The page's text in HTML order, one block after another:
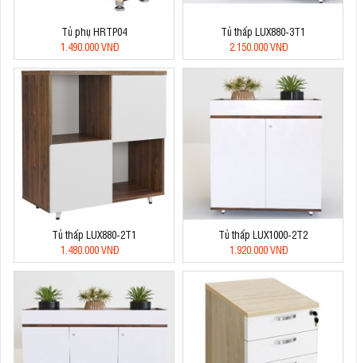
Tủ phụ HRTP04
1.490.000 VNĐ
Tủ thấp LUX880-3T1
2.150.000 VNĐ
Tủ thấp LUX880-2T1
1.480.000 VNĐ
Tủ thấp LUX1000-2T2
1.920.000 VNĐ